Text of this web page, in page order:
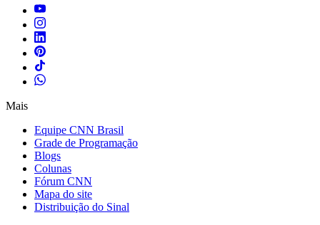
Mais
Equipe CNN Brasil
Grade de Programação
Blogs
Colunas
Fórum CNN
Mapa do site
Distribuição do Sinal